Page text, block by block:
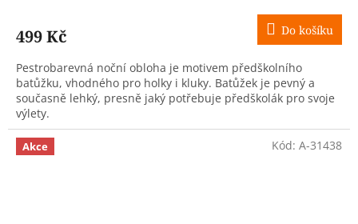
499 Kč Do košíku
Pestrobarevná noční obloha je motivem předškolního
batůžku, vhodného pro holky i kluky. Batůžek je pevný a
současně lehký, presně jaký potřebuje předškolák pro svoje
výlety.
Akce Kód: A-31438